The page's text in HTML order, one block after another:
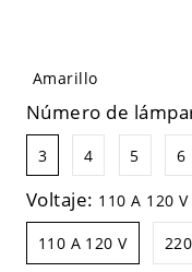
Amarillo
Número de
3 4 5 6
Voltaje: 110 A 120 V
110 A 120 V